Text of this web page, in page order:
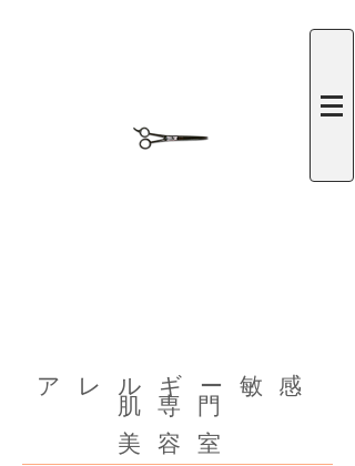
​アレルギー敏感
肌専門
美容室